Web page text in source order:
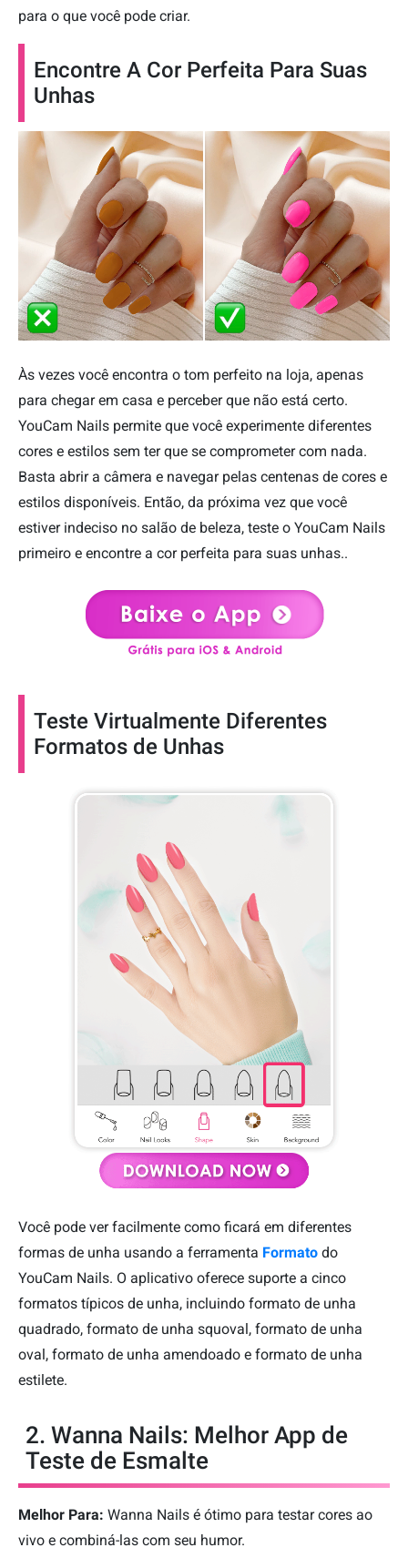
para o que você pode criar.
Encontre A Cor Perfeita Para Suas
Unhas
Às vezes você encontra o tom perfeito na loja, apenas
para chegar em casa e perceber que não está certo.
YouCam Nails permite que você experimente diferentes
cores e estilos sem ter que se comprometer com nada.
Basta abrir a câmera e navegar pelas centenas de cores e
estilos disponíveis. Então, da próxima vez que você
estiver indeciso no salão de beleza, teste o YouCam Nails
primeiro e encontre a cor perfeita para suas unhas..
Teste Virtualmente Diferentes
Formatos de Unhas
Você pode ver facilmente como ficará em diferentes
formas de unha usando a ferramenta Formato do
YouCam Nails. O aplicativo oferece suporte a cinco
formatos típicos de unha, incluindo formato de unha
quadrado, formato de unha squoval, formato de unha
oval, formato de unha amendoado e formato de unha
estilete.
2. Wanna Nails: Melhor App de
Teste de Esmalte
Melhor Para: Wanna Nails é ótimo para testar cores ao
vivo e combiná-las com seu humor.